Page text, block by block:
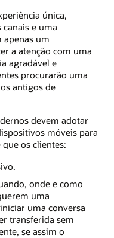
única,
e uma
apenas um
a atenção com uma
agradável e
procurarão uma
antigos de
devem adotar
móveis para
os clientes:
onde e como
uma
uma conversa
transferida sem
se assim o